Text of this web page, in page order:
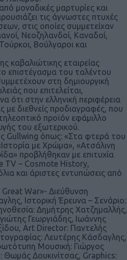
μοναδικές μαρτυρίες και
τις άγνωστες πτυχές
στις οποίες συμμετείχαν
Νεοζηλανδοί, Καναδοί,
Βούλγαροι και
καβαλιώτικης εταιρείας
επιστέγασμα του ταλέντου
στη δημιουργική
που επιτελείται,
ότι στην ελληνική περιφέρεια
με διεθνείς προδιαγραφές, που
προϊόν εφάμιλλο
του εξωτερικού.
Gullwing όπως: «Στα φτερά του
με Χρώμα», «Ατσάλινη
προβλήθηκαν με επιτυχία
TV – Cosmote History,
και άριστες εντυπώσεις από
War»- Διεύθυνση
Ιστορική Έρευνα – Σενάριο:
Δημήτρης Χατζημαλλής,
Γεωργιάδης, Ιωάννης
Art Director: Παντελής
Λευτέρης Κάσδαγλης,
Μουσική: Γιώργος
Δουκινίτσας, Graphics: